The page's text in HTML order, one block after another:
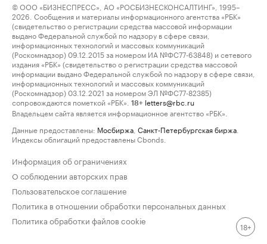
© ООО «БИЗНЕСПРЕСС», АО «РОСБИЗНЕСКОНСАЛТИНГ», 1995–
2026. Сообщения и материалы информационного агентства «РБК»
(свидетельство о регистрации средства массовой информации
выдано Федеральной службой по надзору в сфере связи,
информационных технологий и массовых коммуникаций
(Роскомнадзор) 09.12.2015 за номером ИА №ФС77-63848) и сетевого
издания «РБК» (свидетельство о регистрации средства массовой
информации выдано Федеральной службой по надзору в сфере связи,
информационных технологий и массовых коммуникаций
(Роскомнадзор) 03.12.2021 за номером ЭЛ №ФС77-82385)
сопровождаются пометкой «РБК».
18+ letters@rbc.ru
Владельцем сайта является информационное агентство «РБК».
Данные предоставлены: Мосбиржа Санкт-Петербургская биржа
Индексы облигаций предоставлены Cbonds.
Информация об ограничениях
О соблюдении авторских прав
Пользовательское соглашение
Политика в отношении обработки персональных данных
Политика обработки файлов cookie
18+